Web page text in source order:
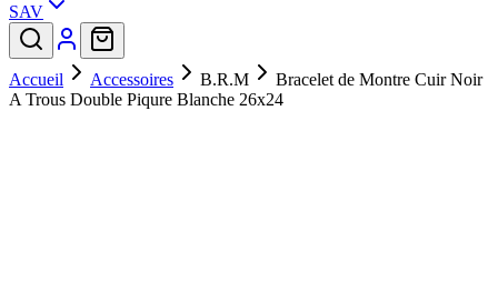
SAV
Accueil Accessoires B.R.M
Bracelet de Montre Cuir Noir
A Trous Double Piqure Blanche 26x24